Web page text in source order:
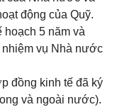
động của Quỹ.
5 năm và
nhiệm vụ Nhà nước
đồng kinh tế đã ký
và ngoài nước).